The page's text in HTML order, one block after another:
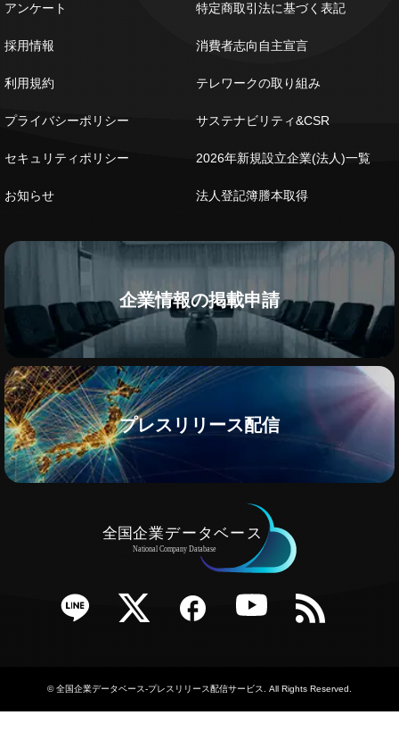
アンケート
採用情報
利用規約
プライバシーポリシー
セキュリティポリシー
お知らせ
特定商取引法に基づく表記
消費者志向自主宣言
テレワークの取り組み
サステナビリティ&CSR
2026年新規設立企業(法人)一覧
法人登記簿謄本取得
企業情報の掲載申請
プレスリリース配信
Twitter Facebook YouTube RSS
©全国企業データベース-プレスリリース配信サービス . All Rights Reserved.